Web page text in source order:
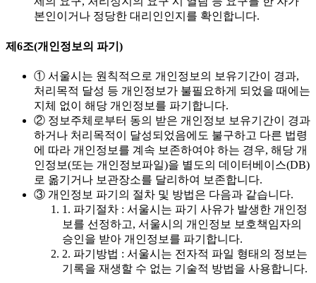
본인이거나 정당한 대리인인지를 확인합니다.
제6조(개인정보의 파기)
① 서울시는 원칙적으로 개인정보의 보유기간이 경과,
처리목적 달성 등 개인정보가 불필요하게 되었을 때에는
지체 없이 해당 개인정보를 파기합니다.
② 정보주체로부터 동의 받은 개인정보 보유기간이 경과
하거나 처리목적이 달성되었음에도 불구하고 다른 법령
에 따라 개인정보를 계속 보존하여야 하는 경우, 해당 개
인정보(또는 개인정보파일)을 별도의 데이터베이스(DB)
로 옮기거나 보관장소를 달리하여 보존합니다.
③ 개인정보 파기의 절차 및 방법은 다음과 같습니다.
1. 파기절차 : 서울시는 파기 사유가 발생한 개인정
보를 선정하고, 서울시의 개인정보 보호책임자의
승인을 받아 개인정보를 파기합니다.
2. 파기방법 : 서울시는 전자적 파일 형태의 정보는
기록을 재생할 수 없는 기술적 방법을 사용합니다.